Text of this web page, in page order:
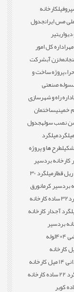
پروفیلکارخانه
مس ایرانجدول
تیر
اداره کل امور
مخزن آبشرکت
پروژه ساخت و
سوله صنعتی
اداره راه و شهرسازی
خمینیساختمان
نصب سولهجدول
میلگرد
طرح ها و پروژه
آجدار کارخانه بردسیر
قطار
میلگرد 30
ورق
میلگرد32 ساده کارخانه
آجدار کارخانه
کارخانه بردسیر
لوله
2.5میل کارخانه
ناودانی 14 میل کارخانه
میلگرد 22 ساده کارخانه
28 ساده کویر